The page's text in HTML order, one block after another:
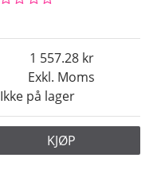
Exkl. Moms
1 557.28
Ikke på lager
KJØP